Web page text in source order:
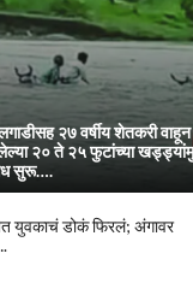
२७ वर्षीय शेतकरी
२० ते २५ फुटांच्या
सुरू….
युवकाचं डोकं फिरलं; अंगावर